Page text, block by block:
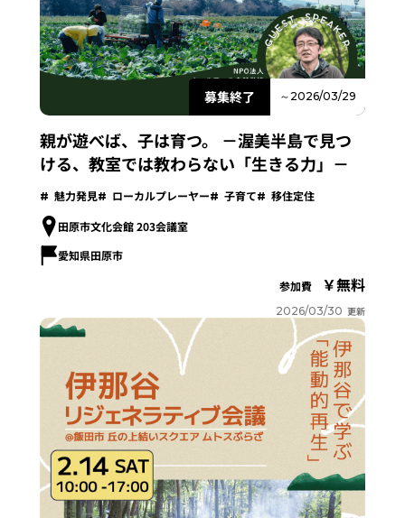
募集終了 ～2026/03/29
親が遊べば、子は育つ。 －渥美半島で見つ
ける、教室では教わらない「生きる力」－
魅力発見 ローカルプレーヤー 子育て 移住定住
田原市文化会館 203会議室
愛知県田原市
参加費
無料
2026/03/30 更新